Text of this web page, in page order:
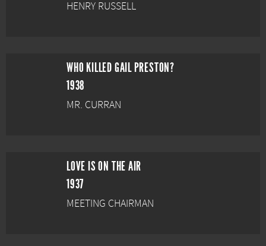
HENRY RUSSELL
WHO KILLED GAIL PRESTON?
1938
MR. CURRAN
LOVE IS ON THE AIR
1937
MEETING CHAIRMAN